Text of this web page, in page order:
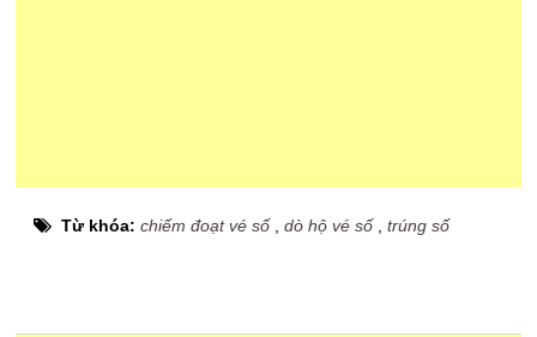
Từ khóa:chiếm đoạt vé số,dò hộ vé số,trúng số